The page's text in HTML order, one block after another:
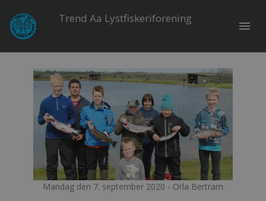
Trend Aa Lystfiskeriforening
menu
Mandag den 7. september 2020 - Orla Bertram